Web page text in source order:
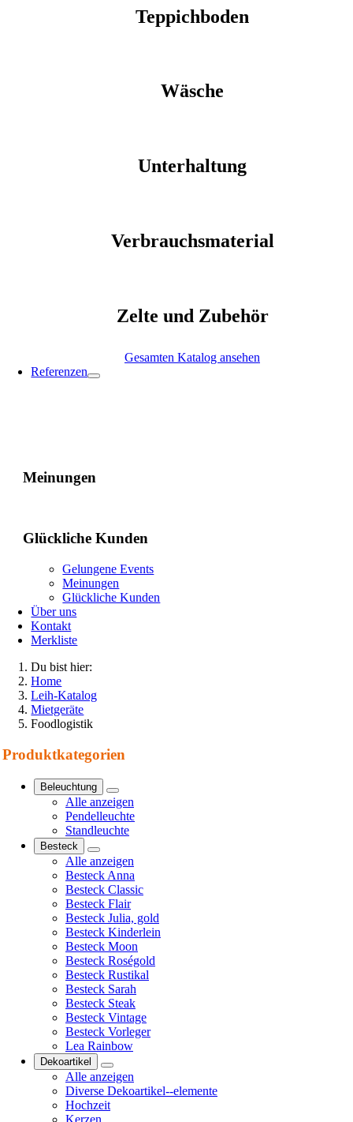
Teppichboden
Wäsche
Unterhaltung
Verbrauchsmaterial
Zelte und Zubehör
Gesamten Katalog ansehen
Referenzen
Meinungen
Glückliche Kunden
Gelungene Events
Meinungen
Glückliche Kunden
Über uns
Kontakt
Merkliste
Du bist hier:
Home
Leih-Katalog
Mietgeräte
Foodlogistik
Produkt­kategorien
Beleuchtung
Alle anzeigen
Pendelleuchte
Standleuchte
Besteck
Alle anzeigen
Besteck Anna
Besteck Classic
Besteck Flair
Besteck Julia, gold
Besteck Kinderlein
Besteck Moon
Besteck Roségold
Besteck Rustikal
Besteck Sarah
Besteck Steak
Besteck Vintage
Besteck Vorleger
Lea Rainbow
Dekoartikel
Alle anzeigen
Diverse Dekoartikel--elemente
Hochzeit
Kerzen